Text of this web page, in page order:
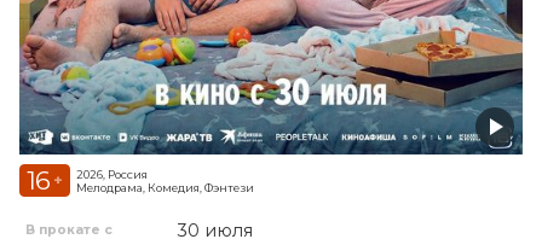
16 +
2026, Россия
Мелодрама, Комедия, Фэнтези
В прокате с 30 июля